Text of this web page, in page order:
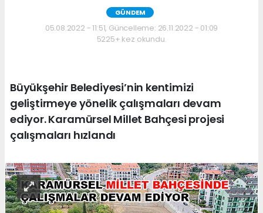
GÜNDEM
05.08.2022 - 11:51, Güncelleme: 26.11.2022 - 01:09
5225+ kez okundu.
Büyükşehir Belediyesi’nin kentimizi
geliştirmeye yönelik çalışmaları devam
ediyor. Karamürsel Millet Bahçesi projesi
çalışmaları hızlandı